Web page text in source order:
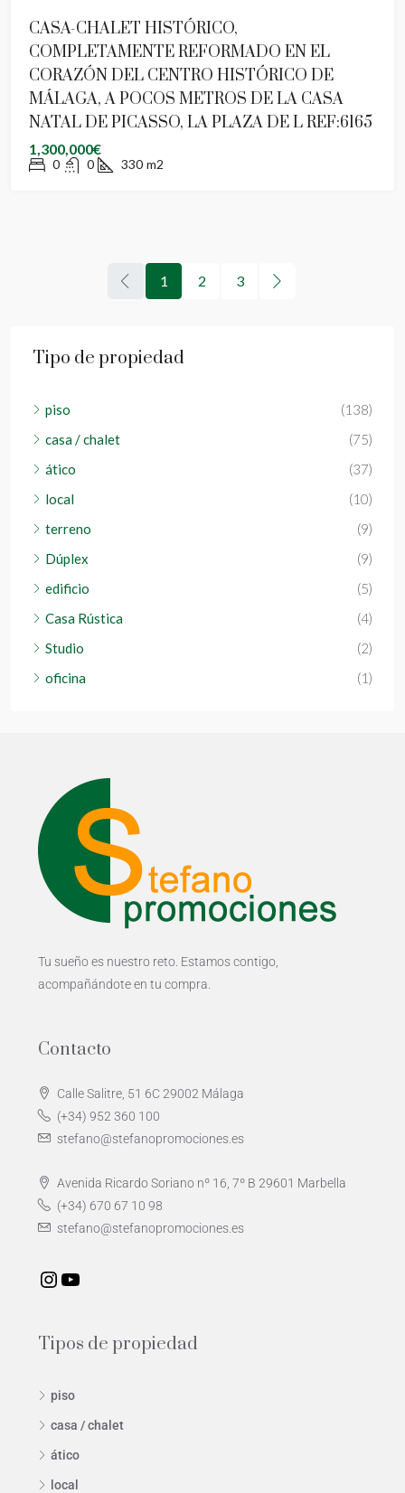
CASA-CHALET HISTÓRICO,
COMPLETAMENTE REFORMADO EN EL
CORAZÓN DEL CENTRO HISTÓRICO DE
MÁLAGA, A POCOS METROS DE LA CASA
NATAL DE PICASSO, LA PLAZA DE L REF:6165
1,300,000€
0 0 330 m2
1 2 3
Tipo de propiedad
piso
(138)
casa / chalet
(75)
ático
(37)
local
(10)
terreno
(9)
Dúplex
(9)
edificio
(5)
Casa Rústica
(4)
Studio
(2)
oficina
(1)
Tu sueño es nuestro reto. Estamos contigo,
acompañándote en tu compra.
Contacto
Calle Salitre, 51 6C 29002 Málaga
(+34) 952 360 100
stefano@stefanopromociones.es
Avenida Ricardo Soriano nº 16, 7º B 29601 Marbella
(+34) 670 67 10 98
stefano@stefanopromociones.es
Tipos de propiedad
piso
casa / chalet
ático
local